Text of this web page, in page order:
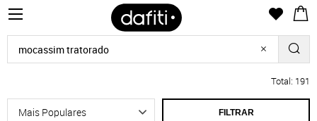
Total: 191
FILTRAR